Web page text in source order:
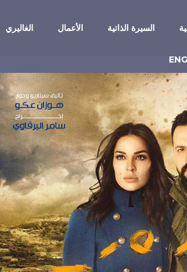
السيرة الذاتية الأعمال الغاليري